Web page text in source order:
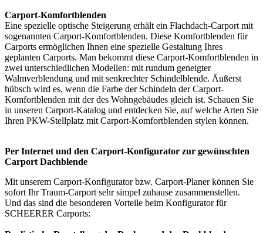
Carport-Komfortblenden
Eine spezielle optische Steigerung erhält ein Flachdach-Carport mit
sogenannten Carport-Komfortblenden. Diese Komfortblenden für
Carports ermöglichen Ihnen eine spezielle Gestaltung Ihres
geplanten Carports. Man bekommt diese Carport-Komfortblenden in
zwei unterschiedlichen Modellen: mit rundum geneigter
Walmverblendung und mit senkrechter Schindelblende. Äußerst
hübsch wird es, wenn die Farbe der Schindeln der Carport-
Komfortblenden mit der des Wohngebäudes gleich ist. Schauen Sie
in unseren Carport-Katalog und entdecken Sie, auf welche Arten Sie
Ihren PKW-Stellplatz mit Carport-Komfortblenden stylen können.
Per Internet und den Carport-Konfigurator zur gewünschten
Carport Dachblende
Mit unserem Carport-Konfiguratorbzw. Carport-Planer können Sie
sofort Ihr Traum-Carport sehr simpel zuhause zusammenstellen.
Und das sind die besonderen Vorteile beim Konfigurator für
SCHEERER Carports: